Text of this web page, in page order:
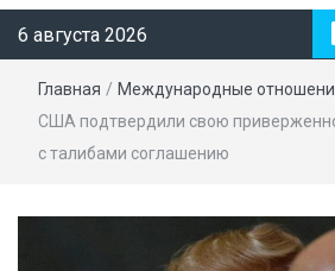
6 августа 2026
Главная / Международные
США подтвердили свою
с талибами соглашению